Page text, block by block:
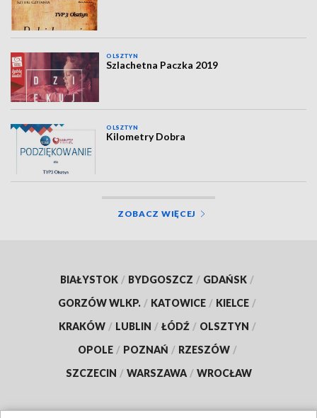
OLSZTYN
Szlachetna Paczka 2019
OLSZTYN
Kilometry Dobra
ZOBACZ WIĘCEJ
BIAŁYSTOK / BYDGOSZCZ / GDAŃSK /
GORZÓW WLKP. / KATOWICE / KIELCE /
KRAKÓW / LUBLIN / ŁÓDŹ / OLSZTYN /
OPOLE / POZNAŃ / RZESZÓW /
SZCZECIN / WARSZAWA / WROCŁAW